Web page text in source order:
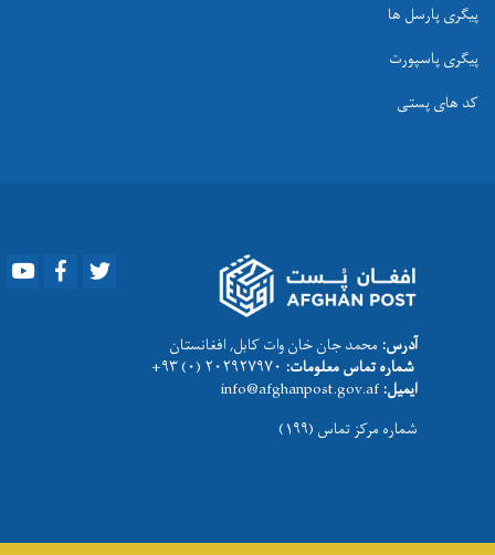
ها
Youtube Twitter
محمد جان خان وات کابل, افغانستان
شماره تماس معلومات:۲۰۲۹۲۷۹۷۰ (۰) ۹۳+
شماره مرکز تماس (۱۹۹)